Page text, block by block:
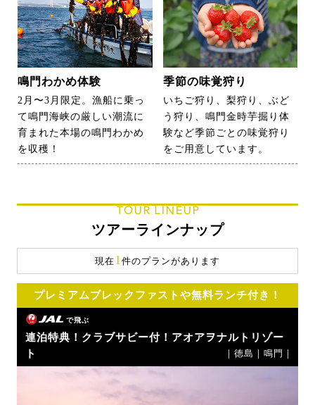
鳴門わかめ体験
2月〜3月限定。漁船に乗っ
て鳴門海峡の厳しい潮流に
育まれた本場の鳴門わかめ
を収穫！
季節の味覚狩り
いちご狩り、梨狩り、ぶど
う狩り、鳴門金時芋掘り体
験など季節ごとの味覚狩り
をご用意しています。
TOUR LINEUP
ツアーラインナップ
現在1 件のプランがあります
プレミアムブレックファストや無料ランチ付き！
で飛ぶ
連泊特典！クラブサビー付！アオアヲナルトリゾー
ト
｜徳島｜鳴門｜